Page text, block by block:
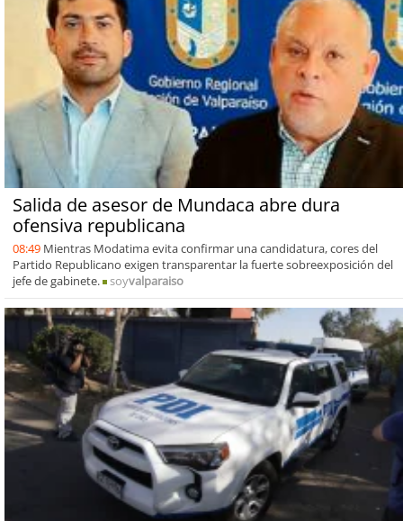
Salida de asesor de Mundaca abre dura
ofensiva republicana
08:49 Mientras Modatima evita confirmar una candidatura, cores del
Partido Republicano exigen transparentar la fuerte sobreexposición del
jefe de gabinete.
soyvalparaiso